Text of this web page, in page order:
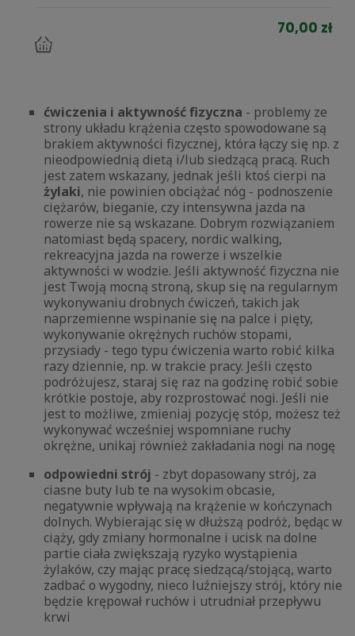
70,00 zł
do
ćwiczenia i aktywność fizyczna - problemy ze
strony układu krążenia często spowodowane są
brakiem aktywności fizycznej, która łączy się np. z
nieodpowiednią dietą i/lub siedzącą pracą. Ruch
jest zatem wskazany, jednak jeśli ktoś cierpi na
żylaki, nie powinien obciążać nóg - podnoszenie
ciężarów, bieganie, czy intensywna jazda na
rowerze nie są wskazane. Dobrym rozwiązaniem
natomiast będą spacery, nordic walking,
rekreacyjna jazda na rowerze i wszelkie
aktywności w wodzie. Jeśli aktywność fizyczna nie
jest Twoją mocną stroną, skup się na regularnym
wykonywaniu drobnych ćwiczeń, takich jak
naprzemienne wspinanie się na palce i pięty,
wykonywanie okrężnych ruchów stopami,
przysiady - tego typu ćwiczenia warto robić kilka
razy dziennie, np. w trakcie pracy. Jeśli często
podróżujesz, staraj się raz na godzinę robić sobie
krótkie postoje, aby rozprostować nogi. Jeśli nie
jest to możliwe, zmieniaj pozycję stóp, możesz też
wykonywać wcześniej wspomniane ruchy
okrężne, unikaj również zakładania nogi na nogę
odpowiedni strój - zbyt dopasowany strój, za
ciasne buty lub te na wysokim obcasie,
negatywnie wpływają na krążenie w kończynach
dolnych. Wybierając się w dłuższą podróż, będąc w
ciąży, gdy zmiany hormonalne i ucisk na dolne
partie ciała zwiększają ryzyko wystąpienia
żylaków, czy mając pracę siedzącą/stojącą, warto
zadbać o wygodny, nieco luźniejszy strój, który nie
będzie krępował ruchów i utrudniał przepływu
krwi